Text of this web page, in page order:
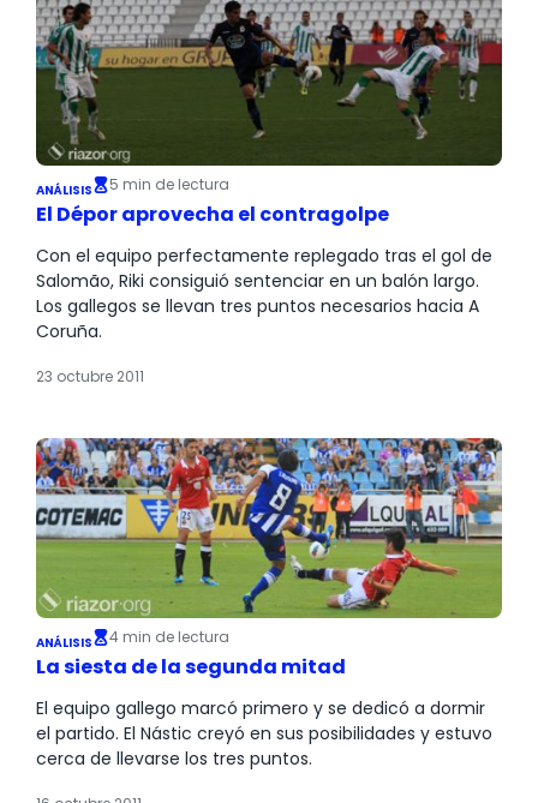
ANÁLISIS 5 min de lectura
El Dépor aprovecha el contragolpe
Con el equipo perfectamente replegado tras el gol de
Salomão, Riki consiguió sentenciar en un balón largo.
Los gallegos se llevan tres puntos necesarios hacia A
Coruña.
23 octubre 2011
ANÁLISIS 4 min de lectura
La siesta de la segunda mitad
El equipo gallego marcó primero y se dedicó a dormir
el partido. El Nástic creyó en sus posibilidades y estuvo
cerca de llevarse los tres puntos.